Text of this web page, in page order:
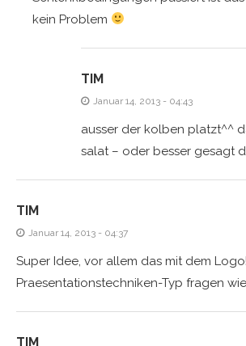
kein Problem
TIM
Januar 14, 2013 - 04:43
ausser der kolben platzt^^
salat – oder besser gesagt
TIM
Januar 14, 2013 - 04:37
Super Idee, vor allem das mit dem
Praesentationstechniken-Typ fragen
TIM